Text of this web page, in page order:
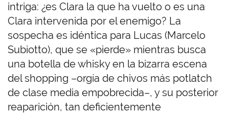
intriga: ¿es Clara la que ha vuelto o es una
Clara intervenida por el enemigo? La
sospecha es idéntica para Lucas (Marcelo
Subiotto), que se «pierde» mientras busca
una botella de whisky en la bizarra escena
del shopping –orgía de chivos más potlatch
de clase media empobrecida–, y su posterior
reaparición, tan deficientemente